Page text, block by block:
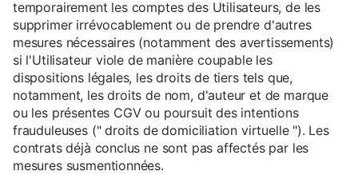
temporairement les comptes des Utilisateurs, de les
supprimer irrévocablement ou de prendre d'autres
mesures nécessaires (notamment des avertissements)
si l'Utilisateur viole de manière coupable les
dispositions légales, les droits de tiers tels que,
notamment, les droits de nom, d'auteur et de marque
ou les présentes CGV ou poursuit des intentions
frauduleuses (" droits de domiciliation virtuelle "). Les
contrats déjà conclus ne sont pas affectés par les
mesures susmentionnées.